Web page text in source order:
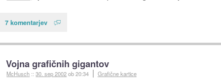
7 komentarjev
Vojna grafičnih gigantov
McHusch ::30. sep 2002ob 20:34 Grafične kartice